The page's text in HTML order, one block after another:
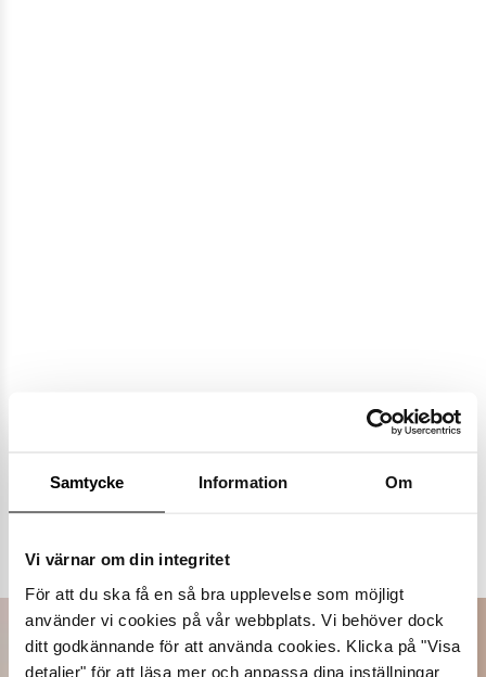
Samtycke Information Om
Vi värnar om din integritet
För att du ska få en så bra upplevelse som möjligt
använder vi cookies på vår webbplats. Vi behöver dock
ditt godkännande för att använda cookies. Klicka på "Visa
detaljer" för att läsa mer och anpassa dina inställningar
Populära varumärken
Dasia K.Cobler